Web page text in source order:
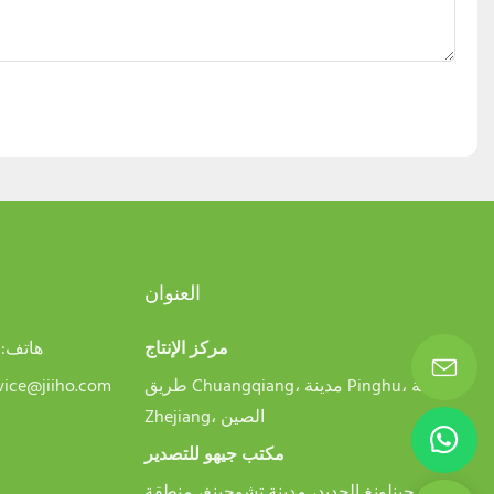
هاتف:
العنوان
مركز الإنتاج
طريق Chuangqiang، مدينة Pinghu، مقاطعة
Zhejiang، الصين
مكتب جيهو للتصدير